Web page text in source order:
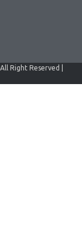
Right Reserved |